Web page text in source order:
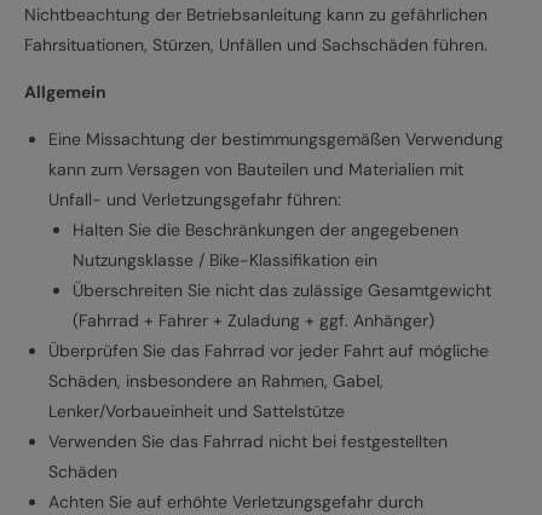
Nichtbeachtung der Betriebsanleitung kann zu gefährlichen
Fahrsituationen, Stürzen, Unfällen und Sachschäden führen.
Allgemein
Eine Missachtung der bestimmungsgemäßen Verwendung
kann zum Versagen von Bauteilen und Materialien mit
Unfall- und Verletzungsgefahr führen:
Halten Sie die Beschränkungen der angegebenen
Nutzungsklasse / Bike-Klassifikation ein
Überschreiten Sie nicht das zulässige Gesamtgewicht
(Fahrrad + Fahrer + Zuladung + ggf. Anhänger)
Überprüfen Sie das Fahrrad vor jeder Fahrt auf mögliche
Schäden, insbesondere an Rahmen, Gabel,
Lenker/Vorbaueinheit und Sattelstütze
Verwenden Sie das Fahrrad nicht bei festgestellten
Schäden
Achten Sie auf erhöhte Verletzungsgefahr durch